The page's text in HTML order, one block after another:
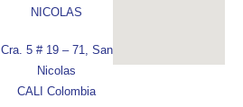
NICOLAS
Cra. 5 # 19 – 71, San
Nicolas
CALI Colombia